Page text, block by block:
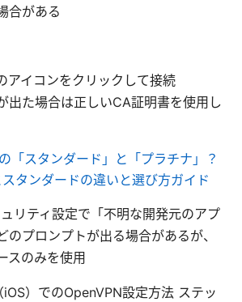
合がある
アイコンをクリックして接続
出た場合は正しいCA証明書を使用し
「スタンダード」と「プラチナ」？
タンダードの違いと選び方ガイド
リティ設定で「不明な開発元のアプ
のプロンプトが出る場合があるが、
スのみを使用
）でのOpenVPN設定方法 ステッ